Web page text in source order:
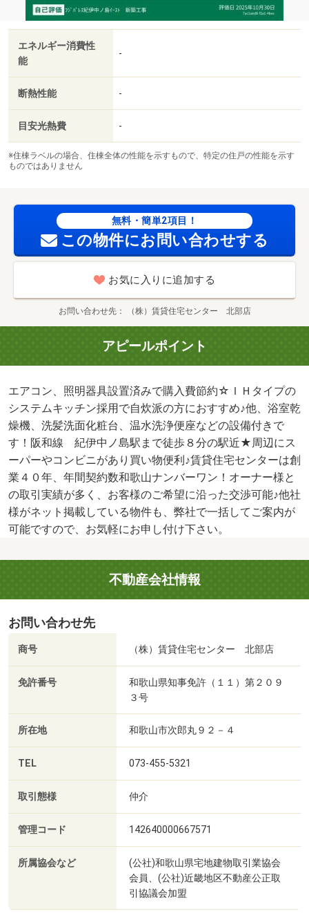
エネルギー消費性
能
-
断熱性能 -
目安光熱費 -
※住棟ラベルの場合、住棟全体の性能を示すもので、特定の住戸の性能を示す
ものではありません
無料・簡単2項目！
この物件にお問い合わせする
お気に入りに追加する
お問い合わせ先 （株）賃貸住宅センター 北部店
アピールポイント
エアコン、照明器具設置済みで購入費節約☆ＩＨタイプの
システムキッチン採用で自炊派の方におすすめ♪他、浴室乾
燥機、洗髪洗面化粧台、温水洗浄便座などの設備付きで
す！阪和線 紀伊中ノ島駅まで徒歩８分の駅近★周辺にス
ーパーやコンビニがあり買い物便利♪賃貸住宅センターは創
業４０年、年間契約数和歌山ナンバーワン！オーナー様と
の取引実績が多く、お客様のご希望に沿った交渉可能♪他社
様がネット掲載している物件も、弊社で一括してご案内が
可能ですので、お気軽にお申し付け下さい。
不動産会社情報
お問い合わせ先
商号 （株）賃貸住宅センター 北部店
免許番号
和歌山県知事免許（１１）第２０９
３号
所在地 和歌山市次郎丸９２－４
TEL 073-455-5321
取引態様 仲介
管理コード 142640000667571
所属協会など
(公社)和歌山県宅地建物取引業協会
会員、(公社)近畿地区不動産公正取
引協議会加盟